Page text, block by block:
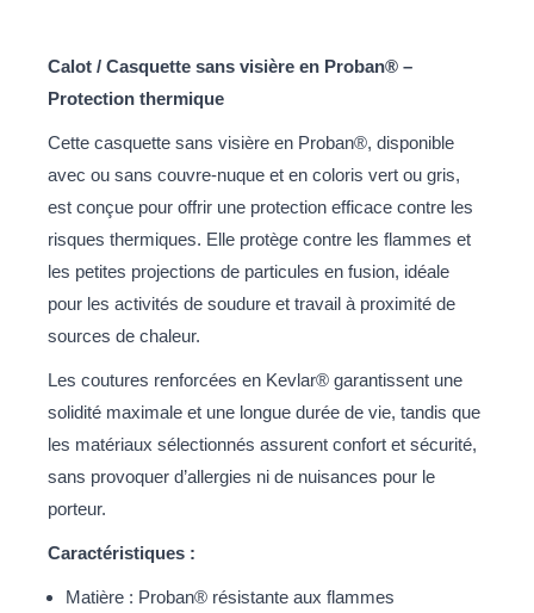
Calot / Casquette sans visière en Proban® –
Protection thermique
Cette casquette sans visière en Proban®, disponible
avec ou sans couvre-nuque et en coloris vert ou gris,
est conçue pour offrir une protection efficace contre les
risques thermiques. Elle protège contre les flammes et
les petites projections de particules en fusion, idéale
pour les activités de soudure et travail à proximité de
sources de chaleur.
Les coutures renforcées en Kevlar® garantissent une
solidité maximale et une longue durée de vie, tandis que
les matériaux sélectionnés assurent confort et sécurité,
sans provoquer d’allergies ni de nuisances pour le
porteur.
Caractéristiques :
Matière : Proban® résistante aux flammes